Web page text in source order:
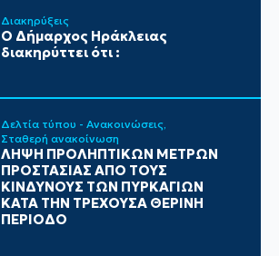
Διακηρύξεις
Ο Δήμαρχος Ηράκλειας
διακηρύττει ότι :
Δελτία τύπου - Ανακοινώσεις
Σταθερή ανακοίνωση
ΛΗΨΗ ΠΡΟΛΗΠΤΙΚΩΝ ΜΕΤΡΩΝ
ΠΡΟΣΤΑΣΙΑΣ ΑΠΟ ΤΟΥΣ
ΚΙΝΔΥΝΟΥΣ ΤΩΝ ΠΥΡΚΑΓΙΩΝ
ΚΑΤΑ ΤΗΝ ΤΡΕΧΟΥΣΑ ΘΕΡΙΝΗ
ΠΕΡΙΟΔΟ